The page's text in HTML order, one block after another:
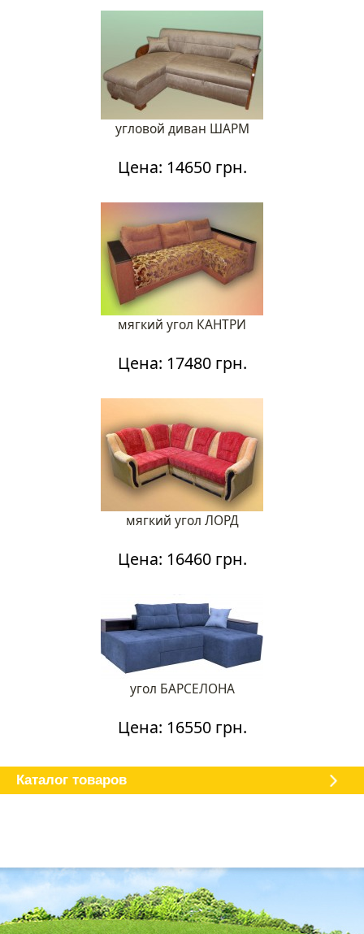
угловой диван ШАРМ
Цена: 14650 грн.
мягкий угол КАНТРИ
Цена: 17480 грн.
мягкий угол ЛОРД
Цена: 16460 грн.
угол БАРСЕЛОНА
Цена: 16550 грн.
Каталог товаров